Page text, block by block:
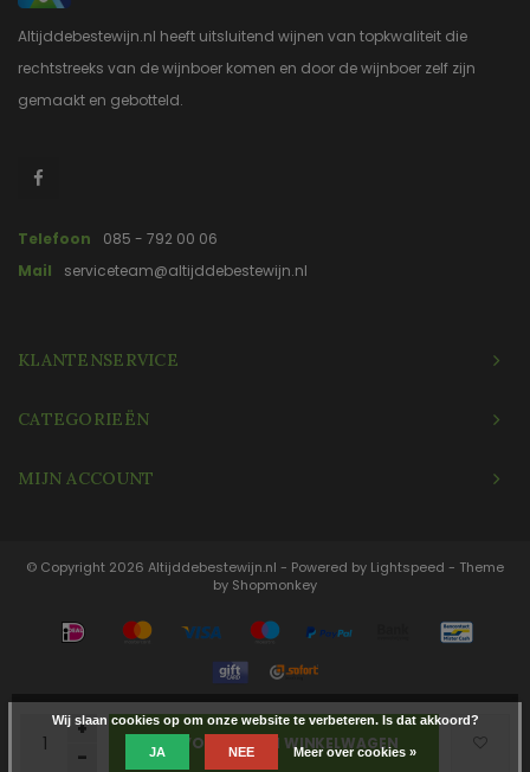
+
-
TOEVOEGEN AAN WINKELWAGEN
Altijddebestewijn.nl heeft uitsluitend wijnen van topkwaliteit die
rechtstreeks van de wijnboer komen en door de wijnboer zelf zijn
gemaakt en gebotteld.
Telefoon
085 - 792 00 06
Mail
serviceteam@altijddebestewijn.nl
KLANTENSERVICE
CATEGORIEËN
MIJN ACCOUNT
© Copyright 2026 Altijddebestewijn.nl - Powered by Lightspeed - Theme
by Shopmonkey
Wij slaan cookies op om onze website te verbeteren. Is dat akkoord?
JA NEE Meer over cookies »